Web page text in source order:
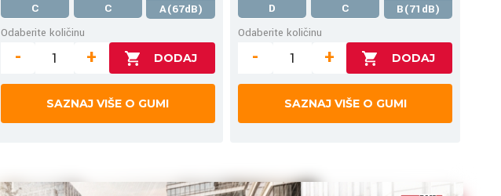
C C
A(67dB)
Odaberite količinu
- +
SAZNAJ VIŠE O GUMI
D C
B(71dB)
Odaberite količinu
- +
SAZNAJ VIŠE O GUMI